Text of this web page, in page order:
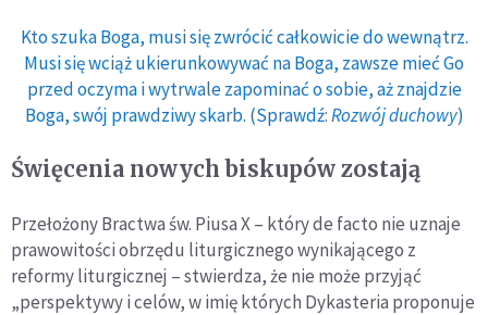
Kto szuka Boga, musi się zwrócić całkowicie do wewnątrz.
Musi się wciąż ukierunkowywać na Boga, zawsze mieć Go
przed oczyma i wytrwale zapominać o sobie, aż znajdzie
Boga, swój prawdziwy skarb. (Sprawdź:Rozwój duchowy)
Święcenia nowych biskupów zostają
Przełożony Bractwa św. Piusa X – który de facto nie uznaje
prawowitości obrzędu liturgicznego wynikającego z
reformy liturgicznej – stwierdza, że nie może przyjąć
„perspektywy i celów, w imię których Dykasteria proponuje